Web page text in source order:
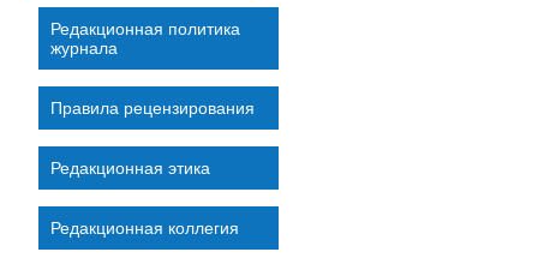
Редакционная политика
журнала
Правила рецензирования
Редакционная этика
Редакционная коллегия